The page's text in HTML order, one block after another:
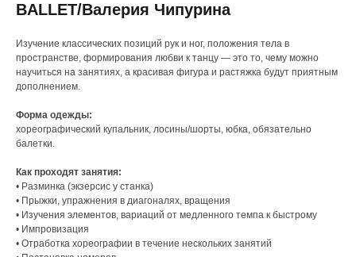
BALLET/Валерия Чипурина
Изучение классических позиций рук и ног, положения тела в
пространстве, формирования любви к танцу — это то, чему можно
научиться на занятиях, а красивая фигура и растяжка будут приятным
дополнением.
Форма одежды:
хореографический купальник, лосины/шорты, юбка, обязательно
балетки.
Как проходят занятия:
• Разминка (экзерсис у станка)
• Прыжки, упражнения в диагоналях, вращения
• Изучения элементов, вариаций от медленного темпа к быстрому
• Импровизация
• Отработка хореографии в течение нескольких занятий